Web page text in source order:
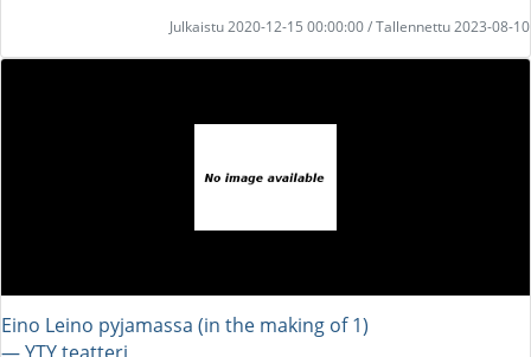
Julkaistu 2020-12-15 00:00:00 / Tallennettu 2023-08-10
Eino Leino pyjamassa (in the making of 1)